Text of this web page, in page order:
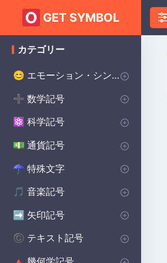
GET SYMBOL
カテゴリー
😊 エモーション・シンボル
♥ ハートのシンボル
❤️ 愛のシンボル
😡 怒りのシンボル
😰 不安のシンボル
😀 ハッピーシンボル
😰 悲しいシンボル
😲 サプライズシンボル
😨 恐怖のシンボル
😊 スマイリーシンボル
💌 誓いのシンボル
🔴 幸運のシンボル
➕ 数学記号
♾️ インフィニティ・シンボル
∑ 代数記号
⌀ 幾何学記号
π 円周率記号
Δ デルタ記号
√ 平方根記号
α アルファシンボル
> より大きい記号
< より小さい記号
Σ シグマシンボル
± プラスマイナス記号
÷ 除算記号
λ ラムダ記号
P(A)統計記号
∑ 合計記号
⚛️ 科学記号
Ac 化学記号
β 物理記号
Θ シータ記号
° 度記号
Ω オメガシンボル
⚯ 生物学の記号
💵 通貨記号
$ 世界の主要通貨
¢ セント記号
£ ポンド通貨記号
¥ 日本円 通貨記号
☂︎ 特殊文字
: 句読点
⚜ 装飾的なシンボル
• ドット記号
☮️ プリンスシンボル
⚔️ ベルセルクのシンボル
⚔️ バイキングのシンボル
🔨 溶接記号
🏫 学校のシンボル
⭐ スター・ウォーズのシンボル
ॐ ヒンドゥー教のシンボル
☯️ 異教のシンボル
🎵 音楽記号
♩ 備考 記号
♯ 記号
🎵 休符記号
🎼 音楽記号を繰り返す
➡️ 矢印記号
➡️ 方向矢印
↓ 下矢印記号
→ 右矢印記号
↑ 上矢印記号
^ キャレット矢印記号
©️ テキスト記号
©️ 著作権シンボル
♀ 女性のシンボル
❤️ 美的シンボル
♂ 男性のシンボル
🦇 バットマンのシンボル
Ⓐ 無政府主義のシンボル
✝️ 十字のシンボル
¶ 段落記号
🚗 車のシンボル
🧩 自閉症のシンボル
☘️ ケルトのシンボル
🍽️ 食器洗い機の記号
🔮 ハリー・ポッターのシンボル
🔨 北欧のシンボル
🐉 保護シンボル